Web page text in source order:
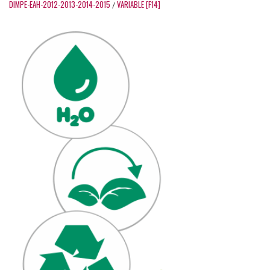
DIMPE-EAH-2012-2013-2014-2015 / VARIABLE [F14]